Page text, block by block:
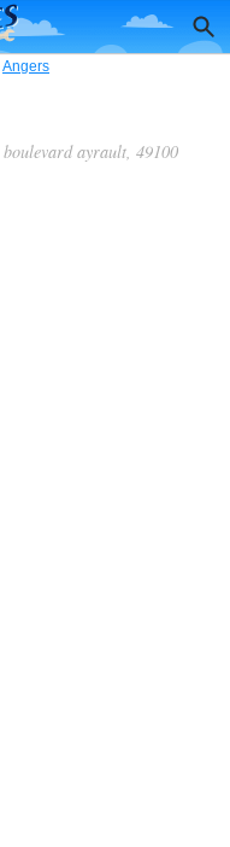
Angers
boulevard ayrault, 49100